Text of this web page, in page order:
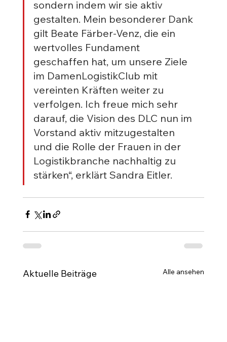
sondern indem wir sie aktiv
gestalten. Mein besonderer Dank
gilt Beate Färber-Venz, die ein
wertvolles Fundament
geschaffen hat, um unsere Ziele
im DamenLogistikClub mit
vereinten Kräften weiter zu
verfolgen. Ich freue mich sehr
darauf, die Vision des DLC nun im
Vorstand aktiv mitzugestalten
und die Rolle der Frauen in der
Logistikbranche nachhaltig zu
stärken“, erklärt Sandra Eitler.
Aktuelle Beiträge Alle ansehen